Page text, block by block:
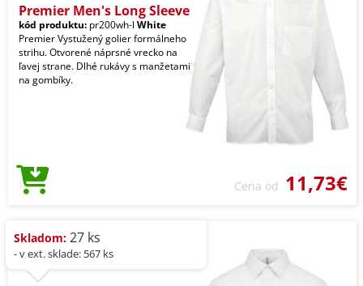
Premier Men's Long Sleeve
kód produktu: pr200wh-l White
Premier Vystužený golier formálneho
strihu. Otvorené náprsné vrecko na
ľavej strane. Dlhé rukávy s manžetami
na gombíky.
Cena od 11,73€
Skladom: 27 ks
- v ext. sklade: 567 ks